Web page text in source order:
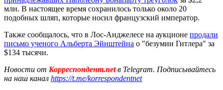
млн. В настоящее время сохранилось только около 20
подобных шляп, которые носил французский император.
Также сообщалось, что в Лос-Анджелесе на аукционе продали
письмо ученого Альберта Эйнштейна о "безумии Гитлера" за
$134 тысячи.
Новости от Корреспондент.netв Telegram. Подписывайтесь
на наш канал https://t.me/korrespondentnet